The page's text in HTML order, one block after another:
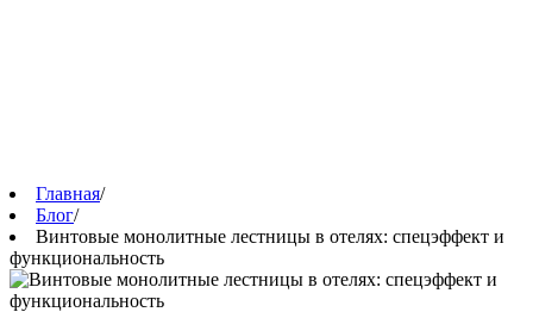
Главная/
Блог/
Винтовые монолитные лестницы в отелях: спецэффект и
функциональность